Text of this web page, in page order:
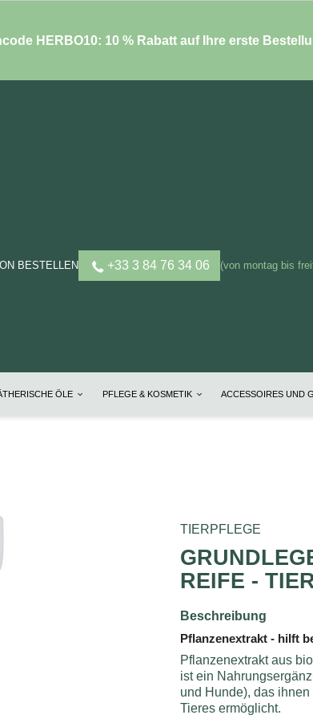
HERBO10: 10 % Rabatt auf Ihre erste
BESTELLEN +33 3 84 76 34 06 (von montag bis
ÖLE PFLEGE & KOSMETIK ACCESSOIRES UND
TIERPFLEGE
REIFE -
Beschreibung
Pflanzenextrakt - hilft
Pflanzenextrakt aus
ist ein
und Hunde), das
Tieres ermöglicht.